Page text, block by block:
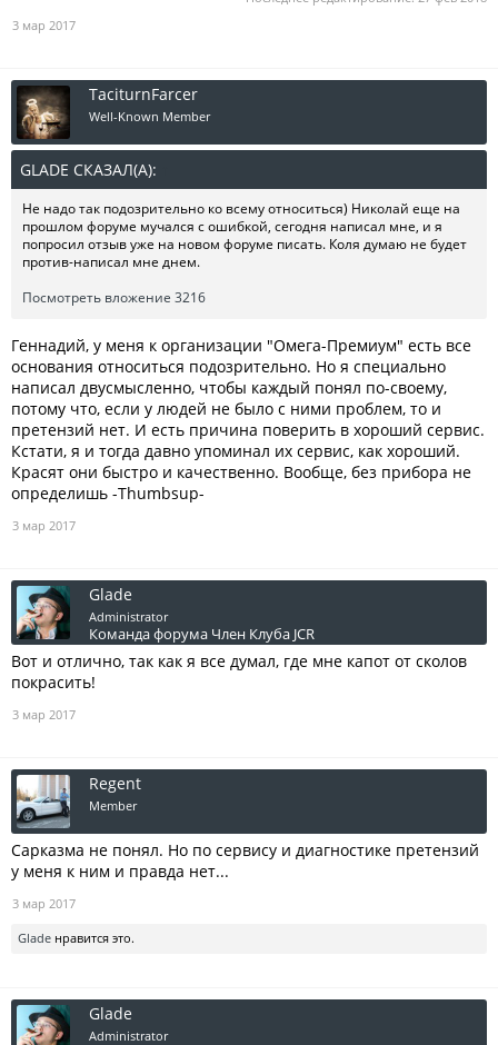
3 мар 2017
TaciturnFarcer
Well-Known Member
GLADE СКАЗАЛ(А):
Не надо так подозрительно ко всему относиться) Николай еще на
прошлом форуме мучался с ошибкой, сегодня написал мне, и я
попросил отзыв уже на новом форуме писать. Коля думаю не будет
против-написал мне днем.
Посмотреть вложение 3216
Геннадий, у меня к организации "Омега-Премиум" есть все
основания относиться подозрительно. Но я специально
написал двусмысленно, чтобы каждый понял по-своему,
потому что, если у людей не было с ними проблем, то и
претензий нет. И есть причина поверить в хороший сервис.
Кстати, я и тогда давно упоминал их сервис, как хороший.
Красят они быстро и качественно. Вообще, без прибора не
определишь -Thumbsup-
3 мар 2017
Glade
Administrator
Команда форума Член Клуба JCR
Вот и отлично, так как я все думал, где мне капот от сколов
покрасить!
3 мар 2017
Regent
Member
Сарказма не понял. Но по сервису и диагностике претензий
у меня к ним и правда нет...
3 мар 2017
Glade нравится это.
Glade
Administrator